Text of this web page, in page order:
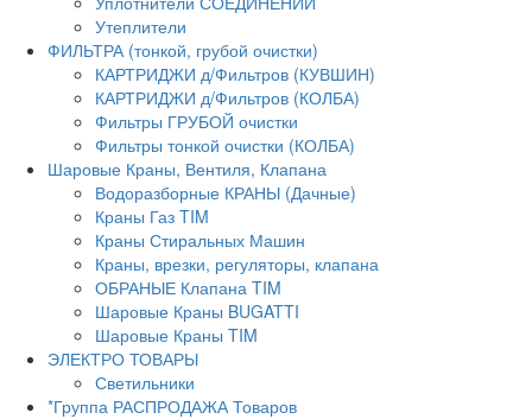
Утеплители
ФИЛЬТРА (тонкой, грубой очистки)
КАРТРИДЖИ д/Фильтров (КУВШИН)
КАРТРИДЖИ д/Фильтров (КОЛБА)
Фильтры ГРУБОЙ очистки
Фильтры тонкой очистки (КОЛБА)
Шаровые Краны, Вентиля, Клапана
Водоразборные КРАНЫ (Дачные)
Краны Газ TIM
Краны Стиральных Машин
Краны, врезки, регуляторы, клапана
ОБРАНЫЕ Клапана TIM
Шаровые Краны BUGATTI
Шаровые Краны TIM
ЭЛЕКТРО ТОВАРЫ
Светильники
*Группа РАСПРОДАЖА Товаров